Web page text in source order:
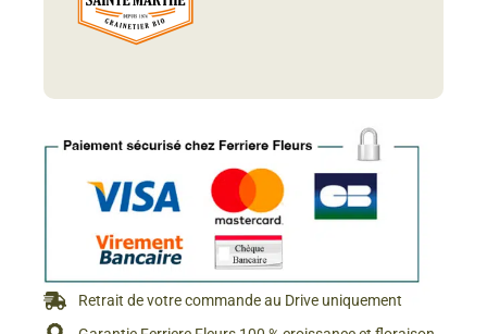
Retrait de votre commande au Drive uniquement